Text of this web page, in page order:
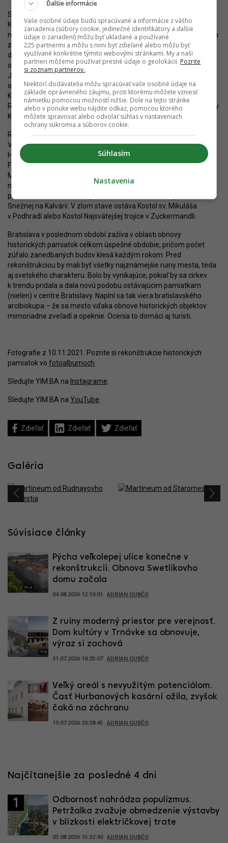
Síce veľmi pomaly, ale predsa sa to začína napĺňať aj v prípade
Kapitulskej ulice, pravdepodobne najstaršej a asi aj
najhistorickejšie pôsobiacej ulice v meste. Dlho bola známa svojou
zanedbanosťou a chátrajúcimi historickými objektami. Väčšinu
domov pritom vlastní Rímskokatolícka cirkev a cirkevné
organizácie, ktoré ich získali do vlastníctva po roku 1989.
Jednotlivé budovy sa rekonštruujú jedna po druhej. Najčerstvejšie
obnovené je Collegium Emericanum(Imrichov seminár) na
Kapitulskej 20, nové fasády získava mohutná budova
Rímskokatolíckej cyrilometodskej bohosloveckej fakulty Univerzity
Komenského.
Rekonštrukcie sa realizujú aj na iných cirkevných pamiatkach.
V posledných rokoch to boli najmä Kostol sv. Jána z Mathy na
Hurbanovom námestí, čiastočne kostol a kláštor františkánov na
Františkánskom námestí a Hlavné mesto obnovilo kostol klarisiek.
Mimo historické jadro bol opravený blumentálsky Farský kostol
nanebovzatia Panny Márie a z architektonického hľadiska
pozoruhodná obnova sa týka interiéru Kostolu Panny Márie
Snežnej na Kalvárii. V zlom stave ostáva Kostol sv. Mikuláša
v Podhradí alebo Kostol Najsvätejšej trojice v Zuckermandli.
Bratislava v poslednom období zažíva v oblasti obnovy
historických pamiatok celkom úspešné obdobie, pričom počet
zúfalo zanedbaných budov klesá každým rokom. Pred
rekonštrukciou by mali byť všetky najznámejšie ruiny mesta, teda
aj svetského charakteru. Bolo by vynikajúce, pokiaľ by sa cirkev
k trendu pridala a dala novú podobu ostávajúcim pamiatkam
(nielen) v centre Bratislavy. Naplní sa tak viera bratislavského
arcibiskupa – že sa mesto vďaka obnove historických objektov
mimoriadne zveľadí a opeknie. Ocenia to domáci aj turisti.
Fotografie z 10.11.2021. Pozrite si rekonštrukcie historických
pamiatok vo fotoalbumoch
Sledujte YIM.BA na Instagrame
Sledujte YIM.BA na YouTube
Zdieľať Zdieľať Zdieľať
Galéria
Súvisiace články
Pýcha veľkolepej ulice konečne v
rekonštrukcii. Obnova Swetlikovho
domu začala
04.08.2026 12:10:01 ADRIAN GUBČO
Z ruiny moderný priestor pre verejnosť.
Dom kultúry v Trnávke sa obnovuje,
výraz si zachová
31.07.2026 18:25:07 ADRIAN GUBČO
Veľký areál s nevyužitým potenciálom.
Časť Hurbanových kasární ožila, zvyšok
čaká na záchranu
19.07.2026 20:28:45 ADRIAN GUBČO
Najčítanejšie za posledné 4 dni
1
Odbornosť nahrádza populizmus.
Petržalka zvažuje obmedzenie výstavby
v blízkosti električkovej trate
03.08.2026 15:32:40 ADRIAN GUBČO
Ďalšie informácie
Vaše osobné údaje budú spracúvané a informácie z vášho
zariadenia (súbory cookie, jedinečné identifikátory a ďalšie
údaje o zariadení) môžu byť ukladané a používané
225 partnermi a môžu s nimi byť zdieľané alebo môžu byť
využívané konkrétne týmito webovými stránkami. My a naši
partneri môžeme používať presné údaje o geolokácii. Pozrite
si zoznam partnerov.
Niektorí dodávatelia môžu spracúvať vaše osobné údaje na
základe oprávneného záujmu, proti ktorému môžete vzniesť
námietku pomocou možností nižšie. Dole na tejto stránke
alebo v ponuke webu nájdite odkaz, pomocou ktorého
môžete spravovať alebo odvolať súhlas v nastaveniach
ochrany súkromia a súborov cookie.
Súhlasím
Nastavenia